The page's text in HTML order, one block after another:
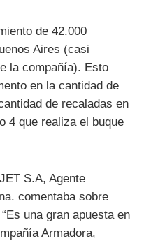
de 42.000
Aires (casi
la compañía). Esto
en la cantidad de
de recaladas en
4 que realiza el buque
S.A, Agente
comentaba sobre
una gran apuesta en
Armadora,